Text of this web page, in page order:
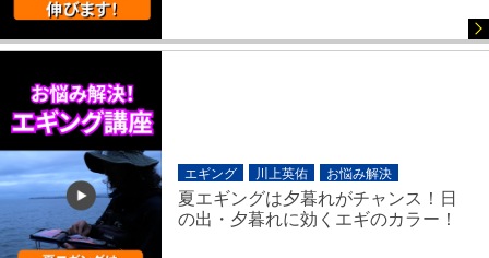
エギング 川上英佑 お悩み解決
夏エギングは夕暮れがチャンス！日
の出・夕暮れに効くエギのカラー！